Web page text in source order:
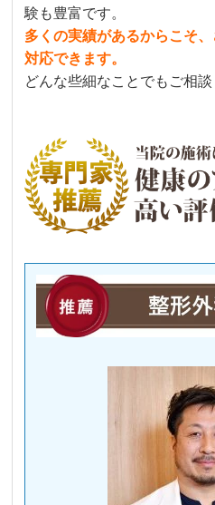
験も豊富です。
多くの実績があるからこそ
対応できます。
どんな些細なことでもご相談